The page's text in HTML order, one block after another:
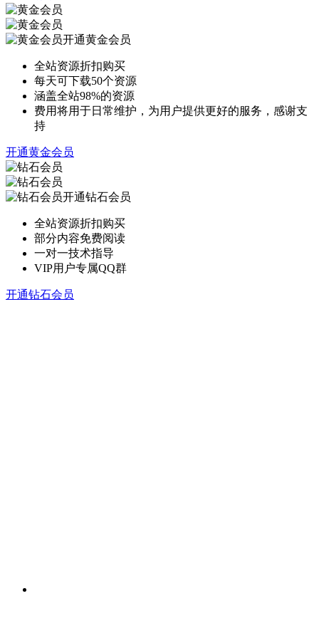
开通黄金会员
全站资源折扣购买
每天可下载50个资源
涵盖全站98%的资源
费用将用于日常维护，为用户提供更好的服务，感谢支
持
开通黄金会员
开通钻石会员
全站资源折扣购买
部分内容免费阅读
一对一技术指导
VIP用户专属QQ群
开通钻石会员